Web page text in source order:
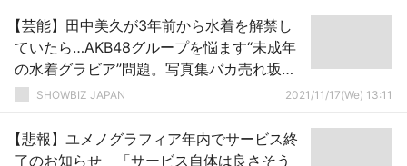
【芸能】田中美久が3年前から水着を解禁し
ていたら…AKB48グループを悩ます“未成年
の水着グラビア”問題。写真集バカ売れ坂道
グループとの違いとは
SHOWBIZ JAPAN 2021/11/17(We) 13:11
【悲報】ユメノグラフィア年内でサービス終
了のお知らせ 「サービス自体は良さそう